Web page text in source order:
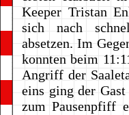
Keeper Tristan
sich nach
absetzen. Im
konnten beim
Angriff der
eins ging der
zum Pausenpfiff